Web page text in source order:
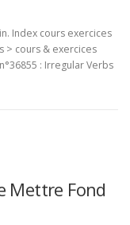
Index cours exercices
> cours & exercices
: Irregular Verbs
Mettre Fond